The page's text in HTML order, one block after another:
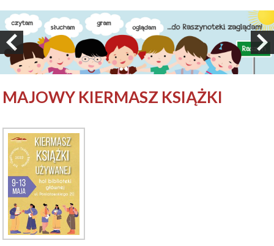
MAJOWY KIERMASZ KSIĄŻKI